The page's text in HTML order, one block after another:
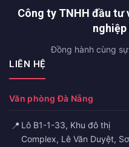
Công ty TNHH đầu
nghiệp
Đồng hành cùng
LIÊN HỆ
Văn phòng Đà Nẵng
📍 Lô B1-1-33, Khu đô thị
Complex, Lê Văn Duyệt,